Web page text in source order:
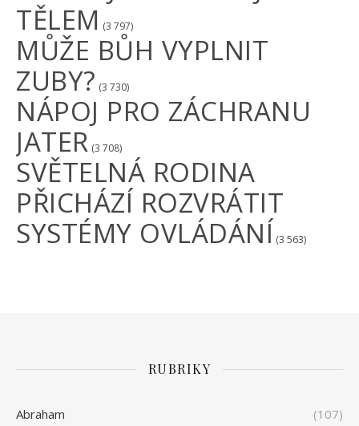
TĚLEM (3 797)
MŮŽE BŮH VYPLNIT
ZUBY? (3 730)
NÁPOJ PRO ZÁCHRANU
JATER (3 708)
SVĚTELNÁ RODINA
PŘICHÁZÍ ROZVRÁTIT
SYSTÉMY OVLÁDÁNÍ (3 563)
RUBRIKY
Abraham (107)